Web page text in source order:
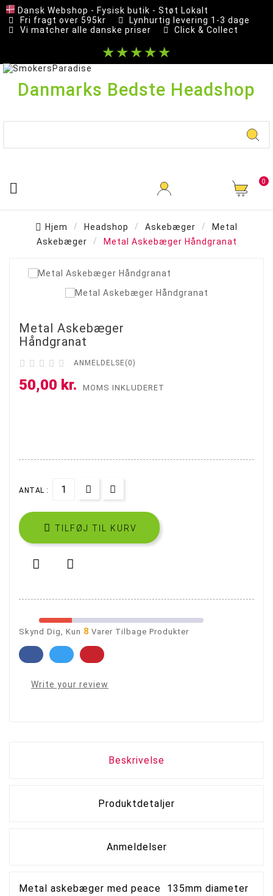
Dansk Webshop - Fysisk butik - Støt Lokalt
Fri fragt over 595kr
Lynhurtig levering 1-3 dage
Vi matcher alle danske priser
Click & Collect
★★★★★
Danmarks Bedste Headshop
 0
Hjem Headshop Askebæger
Metal
Askebæger
Metal Askebæger Håndgranat
Metal Askebæger
Håndgranat
     ANMELDELSE(0)
50,00 kr. MOMS INKLUDERET
ANTAL :
 TILFØJ TIL KURV
 
Skynd Dig, Kun 8 Varer Tilbage Produkter
Write your review
Beskrivelse
Produktdetaljer
Anmeldelser
Metal askebæger med peace 135mm diameter